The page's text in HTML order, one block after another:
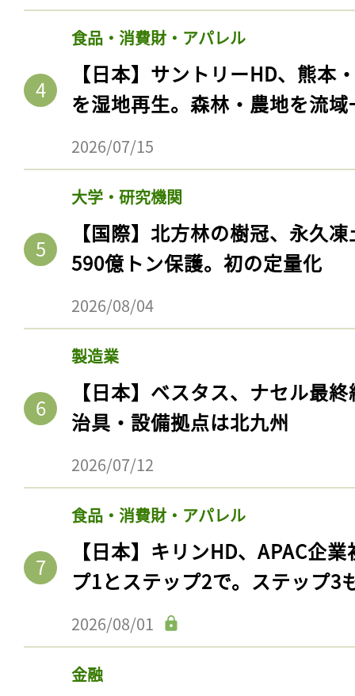
食品・消費財・アパレル
【日本】サントリーHD、熊本
を湿地再生。森林・農地を流
2026/07/15
大学・研究機関
【国際】北方林の樹冠、永久
590億トン保護。初の定量化
2026/08/04
製造業
【日本】ベスタス、ナセル最
治具・設備拠点は北九州
2026/07/12
食品・消費財・アパレル
【日本】キリンHD、APAC企
プ1とステップ2で。ステップ3
2026/08/01
金融